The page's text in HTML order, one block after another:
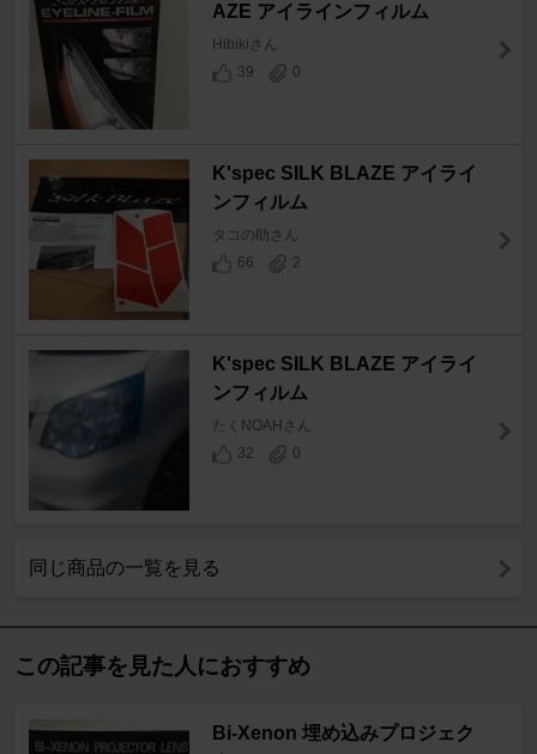
AZE アイラインフィルム
Hibikiさん
39
0
K'spec SILK BLAZE アイライ
ンフィルム
タコの助さん
66
2
K'spec SILK BLAZE アイライ
ンフィルム
たくNOAHさん
32
0
同じ商品の一覧を見る
この記事を見た人におすすめ
Bi-Xenon 埋め込みプロジェク